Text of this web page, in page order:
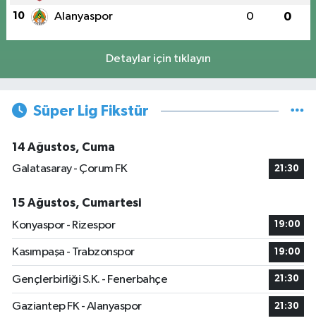
10 Alanyaspor 0 0
Detaylar için tıklayın
Süper Lig Fikstür
14 Ağustos, Cuma
Galatasaray - Çorum FK
21:30
15 Ağustos, Cumartesi
Konyaspor - Rizespor
19:00
Kasımpaşa - Trabzonspor 19:00
Gençlerbirliği S.K. - Fenerbahçe 21:30
Gaziantep FK - Alanyaspor 21:30